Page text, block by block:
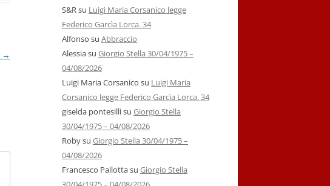
→
S&Rsu Luigi Maria Corsanico legge
Federico Garcìa Lorca. 34
Alfonso su Abbraccio
Alessiasu Giorgio Stella 30/04/1975 –
04/08/2026
Luigi Maria Corsanico su Luigi Maria
Corsanico legge Federico Garcìa Lorca. 34
giselda pontesillisu Giorgio Stella
30/04/1975 – 04/08/2026
Robysu Giorgio Stella 30/04/1975 –
04/08/2026
Francesco Pallottasu Giorgio Stella